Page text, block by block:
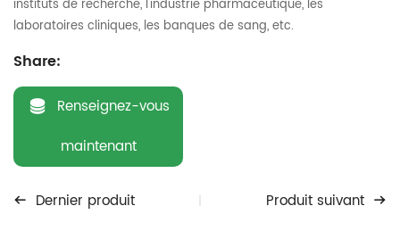
instituts de recherche, l'industrie pharmaceutique, les
laboratoires cliniques, les banques de sang, etc.
Share:
Renseignez-vous
maintenant
Dernier produit Produit suivant